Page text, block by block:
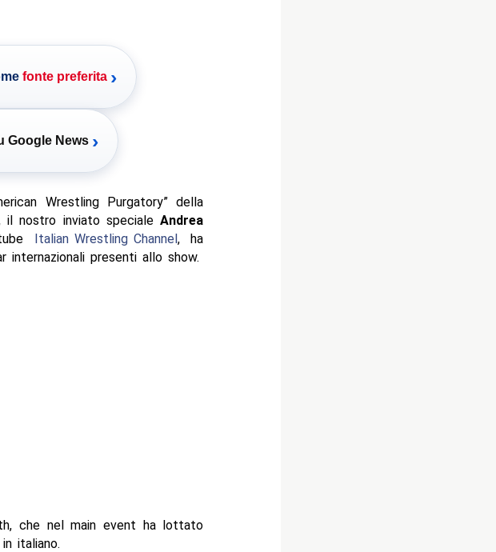
fonte preferita ›
Google News ›
Wrestling Purgatory” della
il nostro inviato specialeAndrea
Italian Wrestling Channel, ha
presenti allo show.
che nel main event ha lottato
italiano.